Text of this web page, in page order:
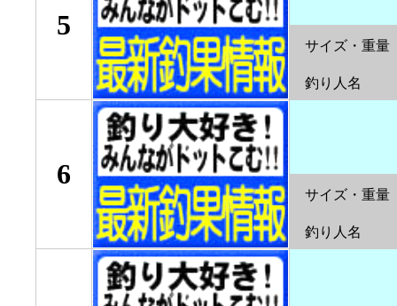
5
サイズ・重量
釣り人名
6
サイズ・重量
釣り人名